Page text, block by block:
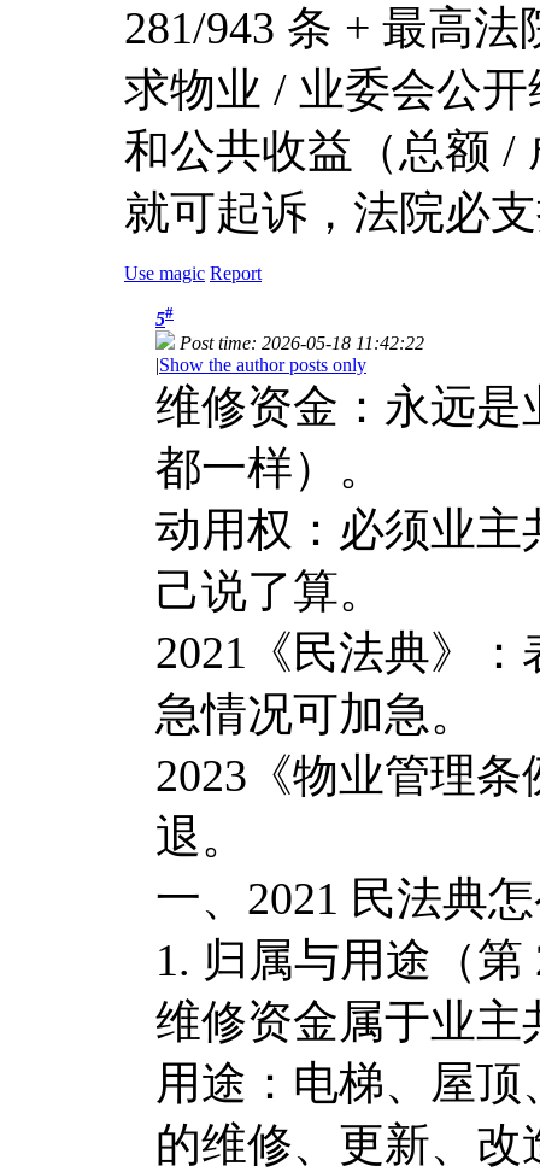
281/943 条 + 最高
求物业 / 业委会公
和公共收益（总额 /
就可起诉，法院必
Use magic Report
5#
Post time: 2026-05-18 11:42:22
|Show the author posts only
维修资金：永远是
都一样）。
动用权：必须业主
己说了算。
2021《民法典》
急情况可加急。
2023《物业管理
退。
一、2021 民法典
1. 归属与用途（第
维修资金属于业主
用途：电梯、屋
的维修、更新、改